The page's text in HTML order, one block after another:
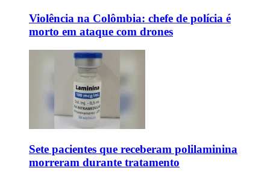
Violência na Colômbia: chefe de polícia é
morto em ataque com drones
Sete pacientes que receberam polilaminina
morreram durante tratamento